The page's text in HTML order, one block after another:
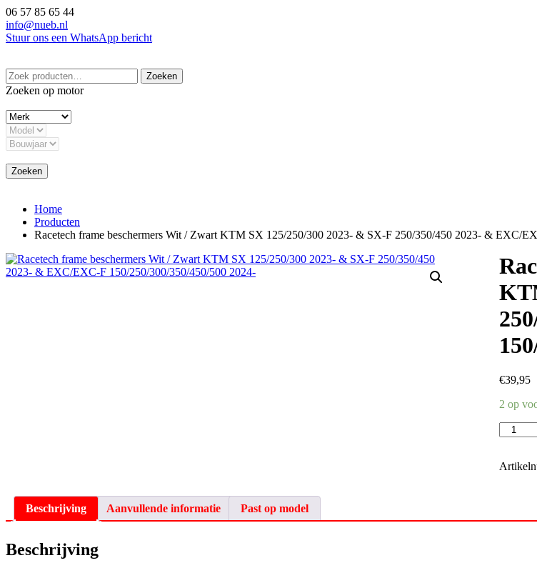
Ga
naar
de
06 57 85 65 44
info@nueb.nl
Stuur ons een WhatsApp bericht
Zoeken
naar:
Zoeken
Zoeken op motor
Zoeken
Home
Producten
Racetech frame beschermers Wit / Zwart KTM SX 125/250/300 2023- & SX-F 250/350/450 2023- & EXC/
€39,95
2 op
Racetech
frame
Wit
SX
Beschrijving Aanvullende informatie Past op model
Beschrijving